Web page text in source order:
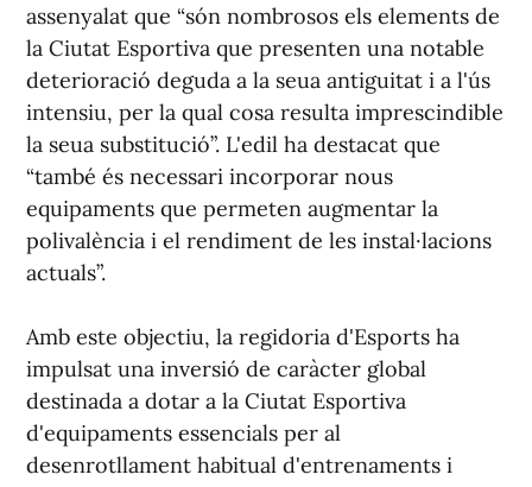
assenyalat que “són nombrosos els elements de
la Ciutat Esportiva que presenten una notable
deterioració deguda a la seua antiguitat i a l'ús
intensiu, per la qual cosa resulta imprescindible
la seua substitució”. L'edil ha destacat que
“també és necessari incorporar nous
equipaments que permeten augmentar la
polivalència i el rendiment de les instal·lacions
actuals”.
Amb este objectiu, la regidoria d'Esports ha
impulsat una inversió de caràcter global
destinada a dotar a la Ciutat Esportiva
d'equipaments essencials per al
desenrotllament habitual d'entrenaments i